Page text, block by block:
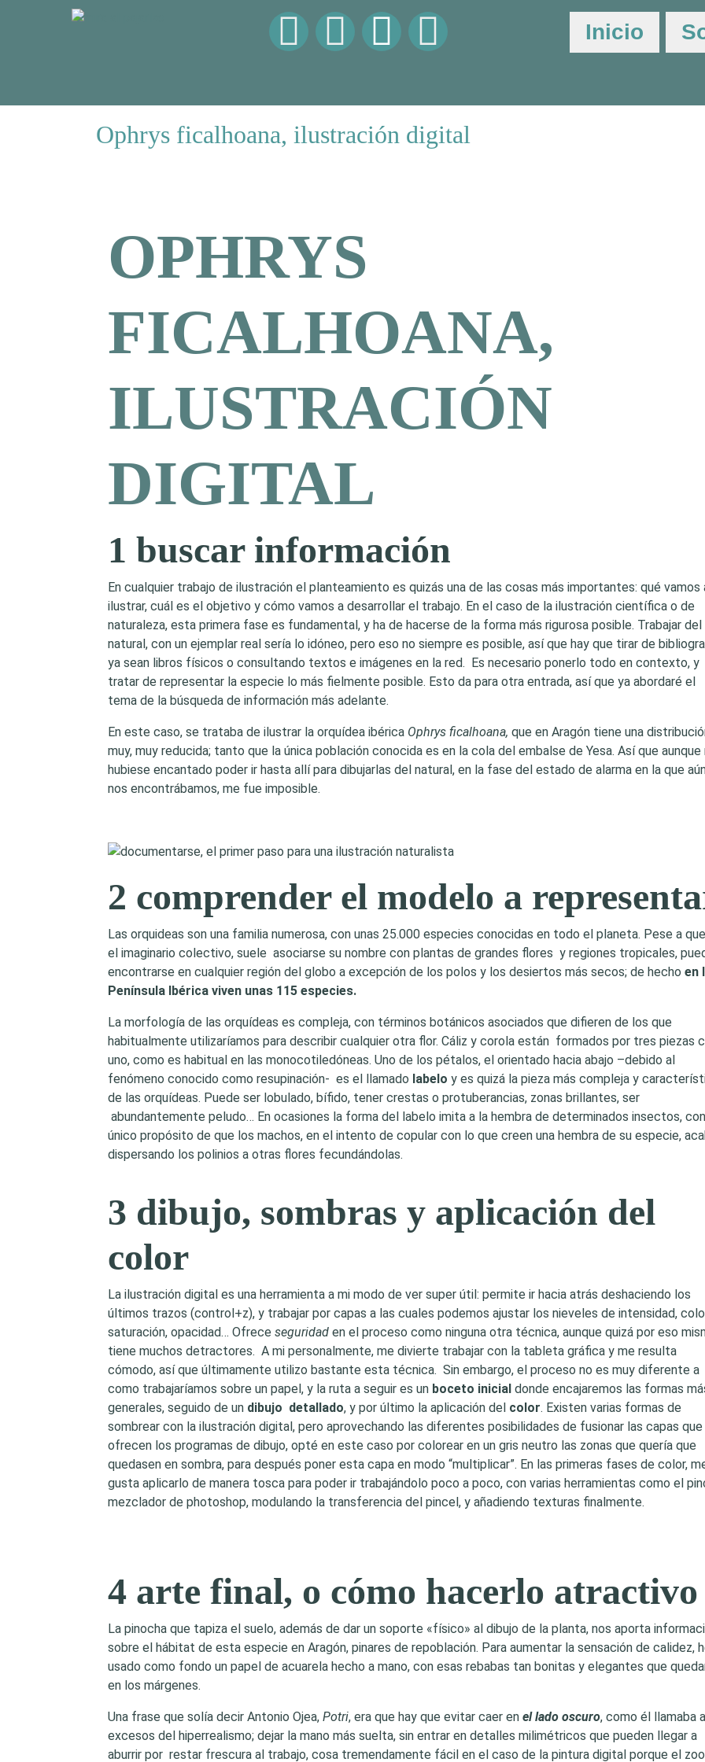
Inicio
Ophrys ficalhoana, ilustración digital
OPHRYS
FICALHOANA,
ILUSTRACIÓN
DIGITAL
1 buscar información
En cualquier trabajo de ilustración el planteamiento es quizás una de las cosas más importantes: qué vamos
ilustrar, cuál es el objetivo y cómo vamos a desarrollar el trabajo. En el caso de la ilustración científica o de
naturaleza, esta primera fase es fundamental, y ha de hacerse de la forma más rigurosa posible. Trabajar del
natural, con un ejemplar real sería lo idóneo, pero eso no siempre es posible, así que hay que tirar de
ya sean libros físicos o consultando textos e imágenes en la red. Es necesario ponerlo todo en contexto, y
tratar de representar la especie lo más fielmente posible. Esto da para otra entrada, así que ya abordaré el
tema de la búsqueda de información más adelante.
En este caso, se trataba de ilustrar la orquídea ibérica Ophrys ficalhoana, que en Aragón tiene una
muy, muy reducida; tanto que la única población conocida es en la cola del embalse de Yesa. Así que aunque
hubiese encantado poder ir hasta allí para dibujarlas del natural, en la fase del estado de alarma en la que
nos encontrábamos, me fue imposible.
2 comprender el modelo a
Las orquideas son una familia numerosa, con unas 25.000 especies conocidas en todo el planeta. Pese a
el imaginario colectivo, suele asociarse su nombre con plantas de grandes flores y regiones tropicales,
encontrarse en cualquier región del globo a excepción de los polos y los desiertos más secos; de hecho en
Península Ibérica viven unas 115 especies.
La morfología de las orquídeas es compleja, con términos botánicos asociados que difieren de los que
habitualmente utilizaríamos para describir cualquier otra flor. Cáliz y corola están formados por tres piezas
uno, como es habitual en las monocotiledóneas. Uno de los pétalos, el orientado hacia abajo –debido al
fenómeno conocido como resupinación- es el llamado labelo y es quizá la pieza más compleja y
de las orquídeas. Puede ser lobulado, bífido, tener crestas o protuberancias, zonas brillantes, ser
abundantemente peludo… En ocasiones la forma del labelo imita a la hembra de determinados insectos,
único propósito de que los machos, en el intento de copular con lo que creen una hembra de su especie,
dispersando los polinios a otras flores fecundándolas.
3 dibujo, sombras y aplicación del
color
La ilustración digital es una herramienta a mi modo de ver super útil: permite ir hacia atrás deshaciendo los
últimos trazos (control+z), y trabajar por capas a las cuales podemos ajustar los nieveles de intensidad,
saturación, opacidad… Ofrece seguridad en el proceso como ninguna otra técnica, aunque quizá por eso
tiene muchos detractores. A mi personalmente, me divierte trabajar con la tableta gráfica y me resulta
cómodo, así que últimamente utilizo bastante esta técnica. Sin embargo, el proceso no es muy diferente a
como trabajaríamos sobre un papel, y la ruta a seguir es un boceto inicial donde encajaremos las formas
generales, seguido de un dibujo detallado, y por último la aplicación del color. Existen varias formas de
sombrear con la ilustración digital, pero aprovechando las diferentes posibilidades de fusionar las capas que
ofrecen los programas de dibujo, opté en este caso por colorear en un gris neutro las zonas que quería que
quedasen en sombra, para después poner esta capa en modo “multiplicar”. En las primeras fases de color,
gusta aplicarlo de manera tosca para poder ir trabajándolo poco a poco, con varias herramientas como el
mezclador de photoshop, modulando la transferencia del pincel, y añadiendo texturas finalmente.
4 arte final, o cómo hacerlo atractivo
La pinocha que tapiza el suelo, además de dar un soporte «físico» al dibujo de la planta, nos aporta
sobre el hábitat de esta especie en Aragón, pinares de repoblación. Para aumentar la sensación de calidez,
usado como fondo un papel de acuarela hecho a mano, con esas rebabas tan bonitas y elegantes que
en los márgenes.
Una frase que solía decir Antonio Ojea, Potri, era que hay que evitar caer en el lado oscuro, como él llamaba
excesos del hiperrealismo; dejar la mano más suelta, sin entrar en detalles milimétricos que pueden llegar a
aburrir por restar frescura al trabajo, cosa tremendamente fácil en el caso de la pintura digital porque el